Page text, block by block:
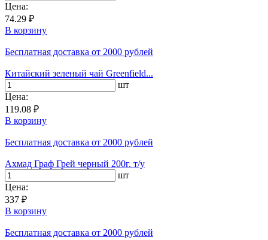
Цена:
74.29 ₽
В корзину
Бесплатная доставка от 2000 рублей
Китайский зеленый чай Greenfield...
шт
Цена:
119.08 ₽
В корзину
Бесплатная доставка от 2000 рублей
Ахмад Граф Грей черный 200г. т/у
шт
Цена:
337 ₽
В корзину
Бесплатная доставка от 2000 рублей